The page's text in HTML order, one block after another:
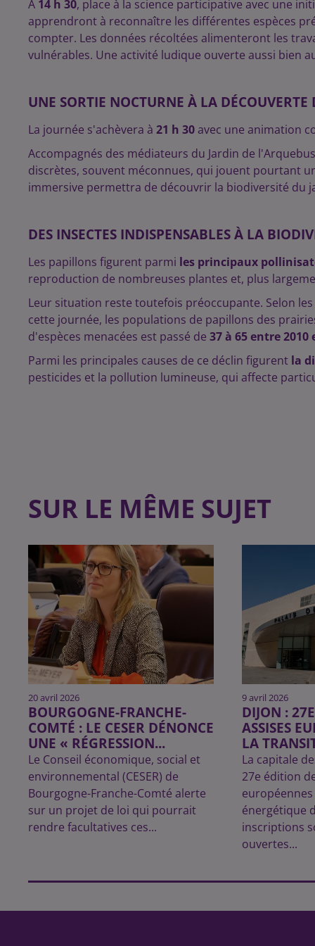
À 14 h 30, place à la science participative avec une
apprendront à reconnaître les différentes espèces
compter. Les données récoltées alimenteront les
vulnérables. Une activité ludique ouverte aussi bien
UNE SORTIE NOCTURNE À LA
La journée s'achèvera à 21 h 30avec une animation
Accompagnés des médiateurs du Jardin de
discrètes, souvent méconnues, qui jouent pourtant
immersive permettra de découvrir la biodiversité du
DES INSECTES INDISPENSABLES À LA
Les papillons figurent parmi les principaux
reproduction de nombreuses plantes et, plus
Leur situation reste toutefois préoccupante. Selon
cette journée, les populations de papillons des
d'espèces menacées est passé de 37 à 65 entre 2010
Parmi les principales causes de ce déclin figurent la
pesticides et la pollution lumineuse, qui affecte
SUR LE MÊME SUJET
20 avril 2026
BOURGOGNE-FRANCHE-
COMTÉ : LE CESER DÉNONCE
UNE « RÉGRESSION...
Le Conseil économique, social et
environnemental (CESER) de
Bourgogne-Franche-Comté alerte
sur un projet de loi qui pourrait
rendre facultatives ces...
9 avril 2026
DIJON :
ASSISES
LA
La capitale
27e édition
énergétique
inscriptions
ouvertes...